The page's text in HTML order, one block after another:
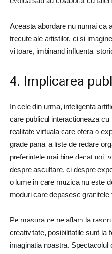
Aceasta abordare nu numai ca
trecute ale artistilor, ci si
viitoare, imbinand influenta
4. Implicarea
In cele din urma, inteligenta
care publicul interactioneaza
realitate virtuala care ofera o
grade pana la liste de redare
preferintele mai bine decat noi,
despre ascultare, ci despre
o lume in care muzica nu este
moduri care depasesc granitele
Pe masura ce ne aflam la
creativitate, posibilitatile sunt la
imaginatia noastra.